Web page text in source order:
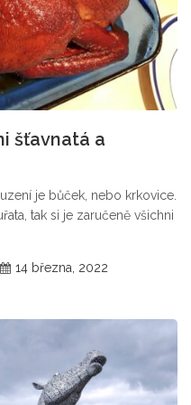
šťavnatá a
je bůček, nebo krkovice.
tak si je zaručeně všichni
14 března, 2022